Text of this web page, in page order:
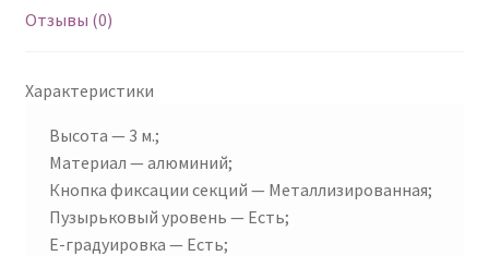
Отзывы (0)
Характеристики
Высота — 3 м.;
Материал — алюминий;
Кнопка фиксации секций — Металлизированная;
Пузырьковый уровень — Есть;
Е-градуировка — Есть;